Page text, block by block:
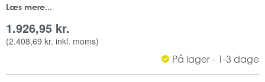
Miljøvenligt produkt, da spanden er lavet i 50% genanvendt
Håndtaget gør bl.a. vognen let at flytte, og kurven kan
anvendes til opbevaring af flasker, rengøringsmidler osv.
Produktet er meget ideelt til professionel gulvvask.
Læs mere...
1.926,95 kr.
(2.408,69 kr. inkl. moms)
På lager - 1-3 dage